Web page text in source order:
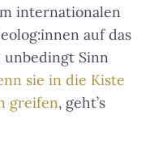
internationalen
auf das
unbedingt Sinn
sie in die Kiste
greifen, geht’s